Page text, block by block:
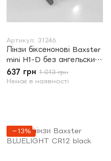
Артикул: 31246
Лінзи біксенонові Baxster
mini H1-D без ангельских
глазок
637 грн 1 013 грн
Немає в наявності
−13%